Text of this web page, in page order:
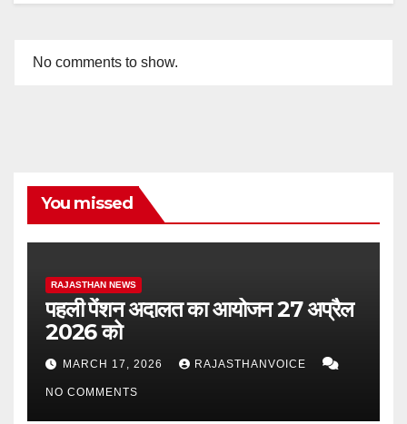
No comments to show.
You missed
RAJASTHAN NEWS
पहली पेंशन अदालत का आयोजन 27 अप्रैल
2026 को
MARCH 17, 2026 RAJASTHANVOICE
NO COMMENTS